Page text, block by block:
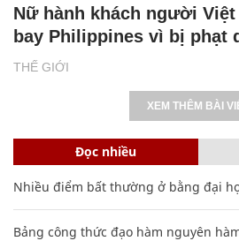
THẾ GIỚI
Nữ hành khách người
bay Philippines vì bị phạt
XEM THÊM BÀI
Đọc nhiều
Nhiều điểm bất thường ở bằng đại
Bảng công thức đạo hàm nguyên